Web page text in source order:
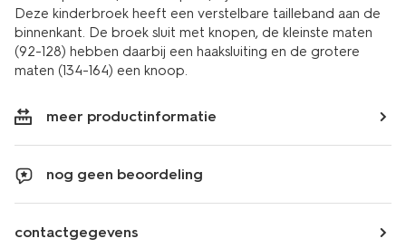
Deze kinderbroek heeft een verstelbare tailleband aan de
binnenkant. De broek sluit met knopen, de kleinste maten
(92-128) hebben daarbij een haaksluiting en de grotere
maten (134-164) een knoop.
meer productinformatie
nog geen beoordeling
contactgegevens